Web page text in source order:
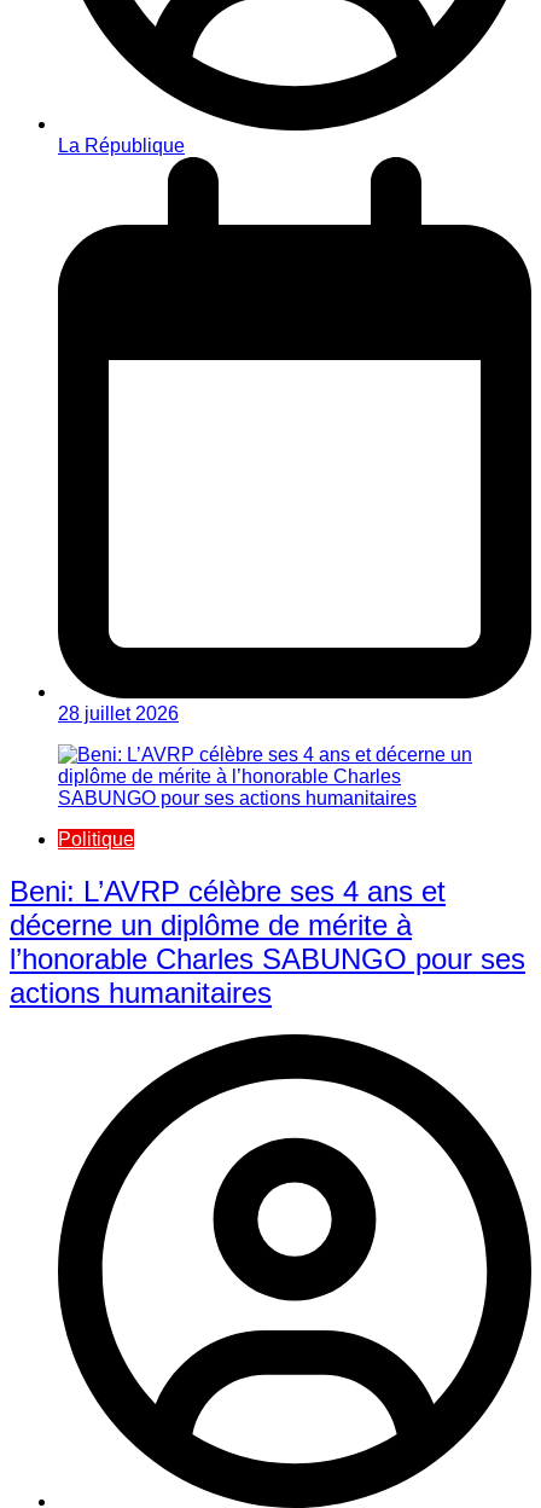
La République
28 juillet 2026
Politique
Beni: L’AVRP célèbre ses 4 ans et
décerne un diplôme de mérite à
l’honorable Charles SABUNGO pour ses
actions humanitaires